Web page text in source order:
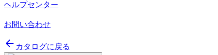
ヘルプセンター
お問い合わせ
カタログに戻る